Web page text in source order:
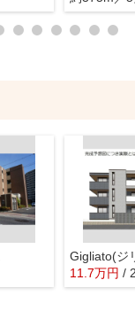
Gigliato(ジ
11.7万円 /